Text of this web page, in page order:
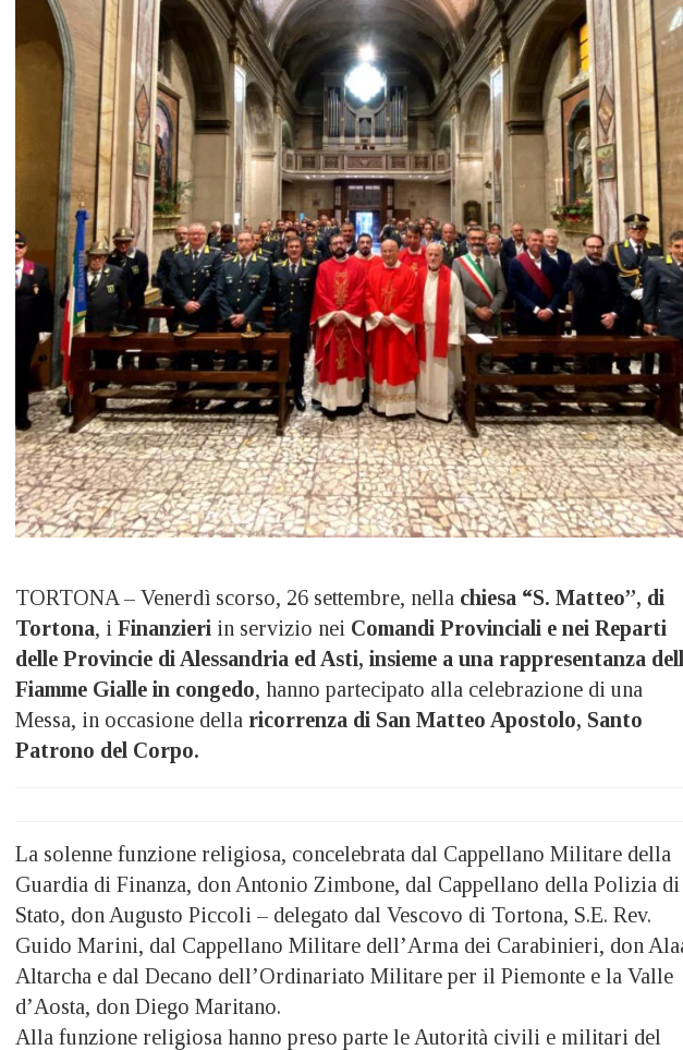
TORTONA – Venerdì scorso, 26 settembre, nella chiesa “S. Matteo”, di
Tortona, i Finanzieri in servizio nei Comandi Provinciali e nei Reparti
delle Provincie di Alessandria ed Asti, insieme a una rappresentanza
Fiamme Gialle in congedo, hanno partecipato alla celebrazione di una
Messa, in occasione della ricorrenza di San Matteo Apostolo, Santo
Patrono del Corpo.
La solenne funzione religiosa, concelebrata dal Cappellano Militare della
Guardia di Finanza, don Antonio Zimbone, dal Cappellano della Polizia di
Stato, don Augusto Piccoli – delegato dal Vescovo di Tortona, S.E. Rev.
Guido Marini, dal Cappellano Militare dell’Arma dei Carabinieri, don
Altarcha e dal Decano dell’Ordinariato Militare per il Piemonte e la Valle
d’Aosta, don Diego Maritano.
Alla funzione religiosa hanno preso parte le Autorità civili e militari del